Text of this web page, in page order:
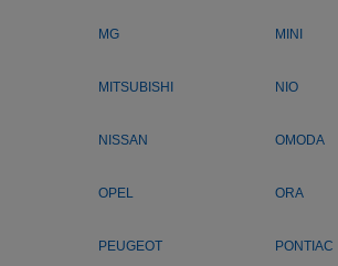
MG MINI
MITSUBISHI NIO
NISSAN OMODA
OPEL ORA
PEUGEOT PONTIAC